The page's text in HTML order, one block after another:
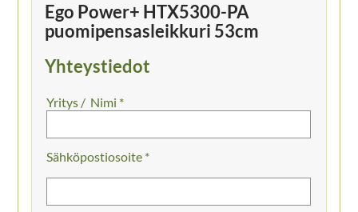
Ego Power+ HTX5300-PA
puomipensasleikkuri 53cm
Yhteystiedot
Nimi *
Sähköpostiosoite *